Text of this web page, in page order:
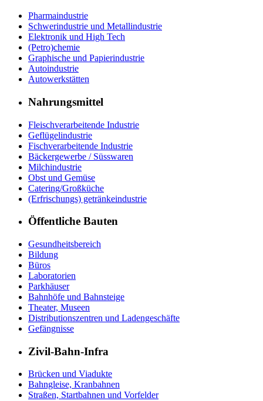
Pharmaindustrie
Schwerindustrie und Metallindustrie
Elektronik und High Tech
(Petro)chemie
Graphische und Papierindustrie
Autoindustrie
Autowerkstätten
Nahrungsmittel
Fleischverarbeitende Industrie
Geflügelindustrie
Fischverarbeitende Industrie
Bäckergewerbe / Süsswaren
Milchindustrie
Obst und Gemüse
Catering/Großküche
(Erfrischungs) getränkeindustrie
Öffentliche Bauten
Gesundheitsbereich
Bildung
Büros
Laboratorien
Parkhäuser
Bahnhöfe und Bahnsteige
Theater, Museen
Distributionszentren und Ladengeschäfte
Gefängnisse
Zivil-Bahn-Infra
Brücken und Viadukte
Bahngleise, Kranbahnen
Straßen, Startbahnen und Vorfelder